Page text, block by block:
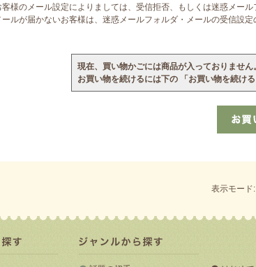
様のメール設定によりましては、受信拒否、もしくは迷惑メー
ールが届かないお客様は、迷惑メールフォルダ・メールの受信設
現在、買い物かごには商品が入っておりません。
お買い物を続けるには下の 「お買い物を続け
表示モード: